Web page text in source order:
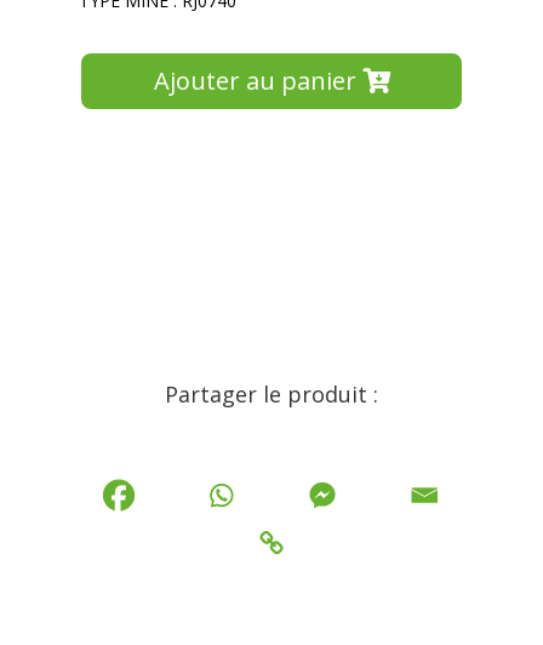
Ajouter au panier
Partager le produit :